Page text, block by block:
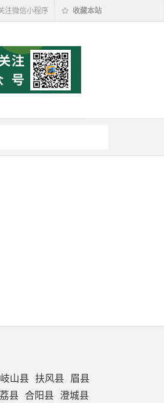
注微信小程序 收藏本站
岐山县 扶风县 眉县
县 合阳县 澄城县